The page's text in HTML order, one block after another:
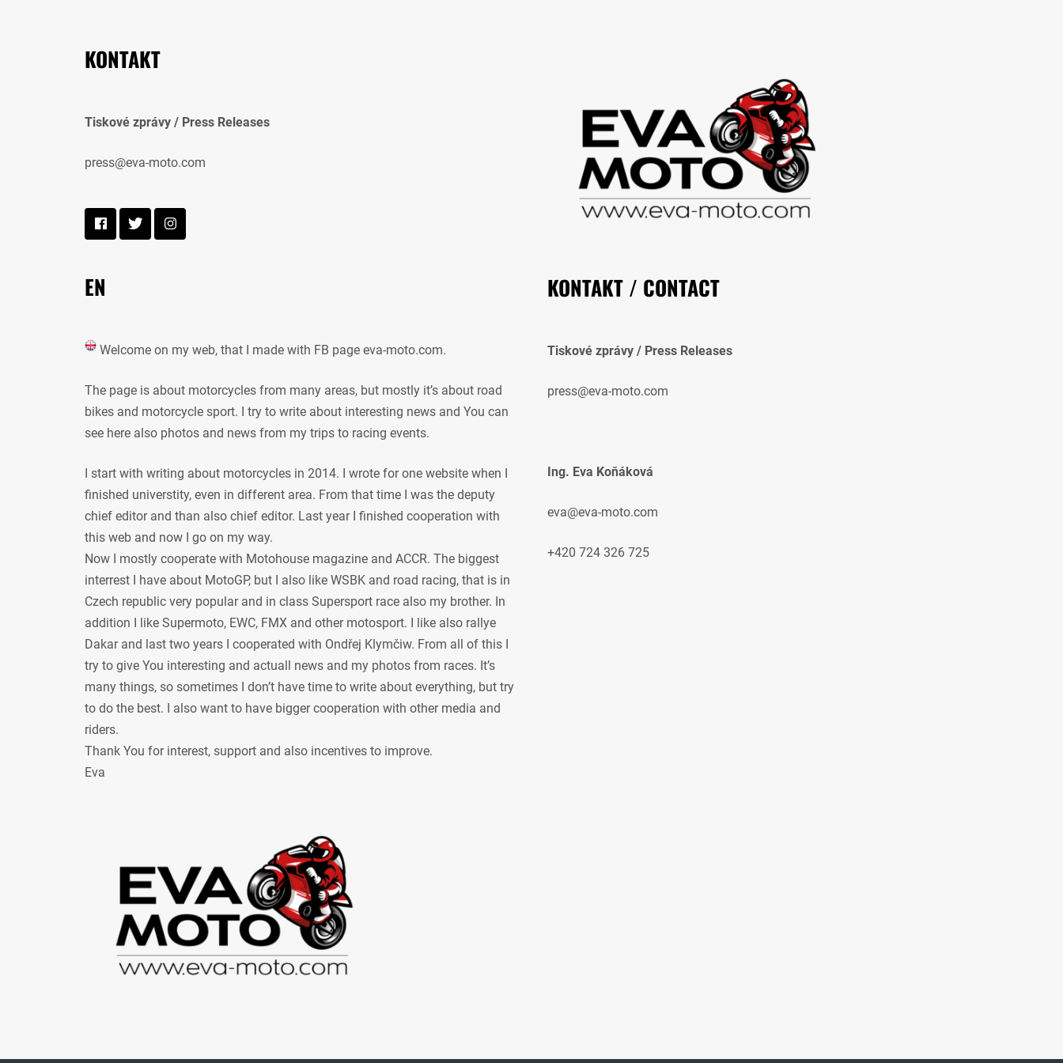
KONTAKT
Tiskové zprávy / Press Releases
press@eva-moto.com
EN
Welcome on my web, that I made with FB page eva-moto.com.
The page is about motorcycles from many areas, but mostly it’s about road
bikes and motorcycle sport. I try to write about interesting news and You can
see here also photos and news from my trips to racing events.
I start with writing about motorcycles in 2014. I wrote for one website when I
finished universtity, even in different area. From that time I was the deputy
chief editor and than also chief editor. Last year I finished cooperation with
this web and now I go on my way.
Now I mostly cooperate with Motohouse magazine and ACCR. The biggest
interrest I have about MotoGP, but I also like WSBK and road racing, that is in
Czech republic very popular and in class Supersport race also my brother. In
addition I like Supermoto, EWC, FMX and other motosport. I like also rallye
Dakar and last two years I cooperated with Ondřej Klymčiw. From all of this I
try to give You interesting and actuall news and my photos from races. It’s
many things, so sometimes I don’t have time to write about everything, but try
to do the best. I also want to have bigger cooperation with other media and
riders.
Thank You for interest, support and also incentives to improve.
Eva
KONTAKT / CONTACT
Tiskové zprávy / Press Releases
press@eva-moto.com
Ing. Eva Koňáková
eva@eva-moto.com
+420 724 326 725